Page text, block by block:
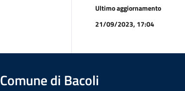
Ultimo aggiornamento
21/09/2023, 17:04
Comune di Bacoli